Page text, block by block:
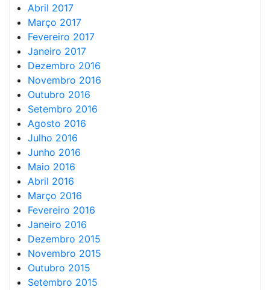
Abril 2017
Março 2017
Fevereiro 2017
Janeiro 2017
Dezembro 2016
Novembro 2016
Outubro 2016
Setembro 2016
Agosto 2016
Julho 2016
Junho 2016
Maio 2016
Abril 2016
Março 2016
Fevereiro 2016
Janeiro 2016
Dezembro 2015
Novembro 2015
Outubro 2015
Setembro 2015